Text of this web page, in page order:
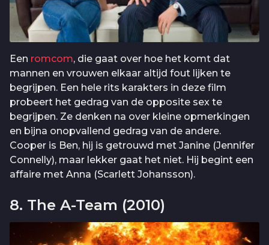
Een romcom, die gaat over hoe het komt dat
mannen en vrouwen elkaar altijd fout lijken te
begrijpen. Een hele rits karakters in deze film
probeert het gedrag van de opposite sex te
begrijpen. Ze denken na over kleine opmerkingen
en bijna onopvallend gedrag van de andere.
Cooper is Ben, hij is getrouwd met Janine (Jennifer
Connelly), maar lekker gaat het niet. Hij begint een
affaire met Anna (Scarlett Johansson).
8. The A-Team (2010)